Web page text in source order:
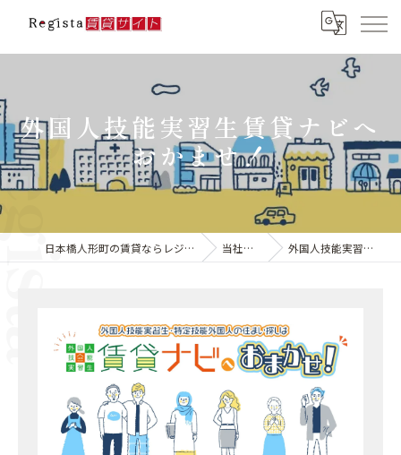
外国人技能実習生賃貸ナビへ
おかませ！
日本橋人形町の賃貸ならレジスタ合同会社 当社の特徴 外国人技能実習生賃貸ナビ